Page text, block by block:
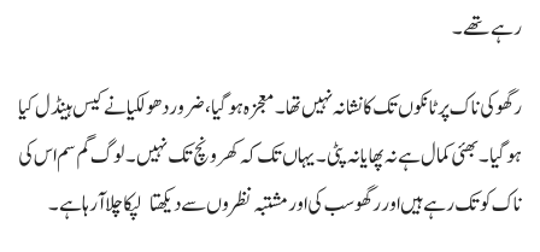
رہے تھے۔
رگھو کی ناک پر ٹانکوں تک کا نشانہ نہیں تھا۔ معجزہ ہوگیا، ضرور دھولکیا نے کیس ہینڈل کیا
ہوگیا۔ بھئی کمال ہے نہ پھایا نہ پٹی۔ یہاں تک کہ کھرونچ تک نہیں۔ لوگ گم سم اس کی
ناک کو تک رہے ہیں اور رگھو سب کی اور مشتبہ نظروں سے دیکھتا لپکا چلا آرہا ہے۔